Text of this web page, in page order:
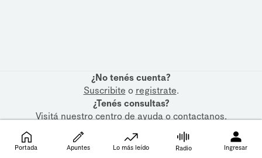
¿No tenés cuenta?
Suscribite o registrate.
¿Tenés consultas?
Visitá nuestrocentro de ayudaocontactanos.
Portada Apuntes Lo más leído Radio Ingresar